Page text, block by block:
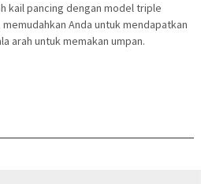
kail pancing dengan model triple
Anda untuk mendapatkan
arah untuk memakan umpan.